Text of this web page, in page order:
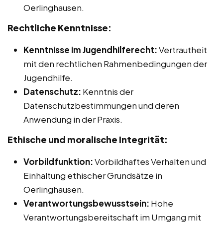
Oerlinghausen.
Rechtliche Kenntnisse:
Kenntnisse im Jugendhilferecht:Vertrautheit
mit den rechtlichen Rahmenbedingungen der
Jugendhilfe.
Datenschutz: Kenntnis der
Datenschutzbestimmungen und deren
Anwendung in der Praxis.
Ethische und moralische Integrität:
Vorbildfunktion:Vorbildhaftes Verhalten und
Einhaltung ethischer Grundsätze in
Oerlinghausen.
Verantwortungsbewusstsein: Hohe
Verantwortungsbereitschaft im Umgang mit